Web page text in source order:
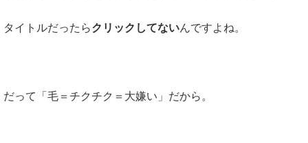
タイトルだったらクリックしてないんですよね。
だって「毛＝チクチク＝大嫌い」だから。